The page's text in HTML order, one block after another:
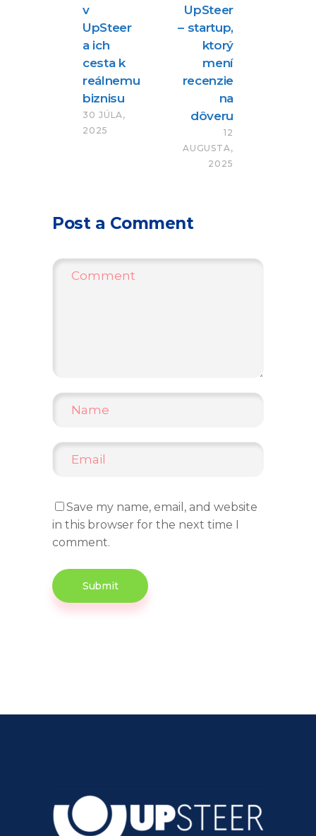
v
UpSteer
a ich
cesta k
reálnemu
biznisu
30 JÚLA,
2025
UpSteer
– startup,
ktorý
mení
recenzie
na
dôveru
12
AUGUSTA,
2025
Post a Comment
Save my name, email, and website
in this browser for the next time I
comment.
Submit